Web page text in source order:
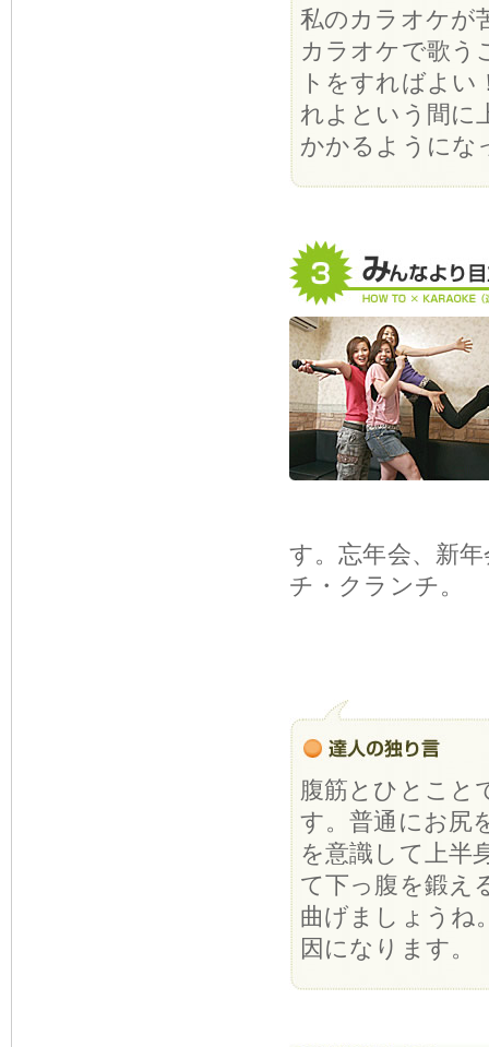
私のカラオケが
カラオケで歌う
トをすればよ
れよという間に
かかるようにな
す。忘年会、新
チ・クランチ。
腹筋とひとこと
す。普通にお尻
を意識して上半
て下っ腹を鍛え
曲げましょうね
因になります。